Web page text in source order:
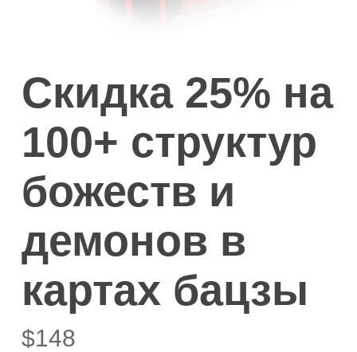
Скидка 25% на
100+ структур
божеств и
демонов в
картах бацзы
$148